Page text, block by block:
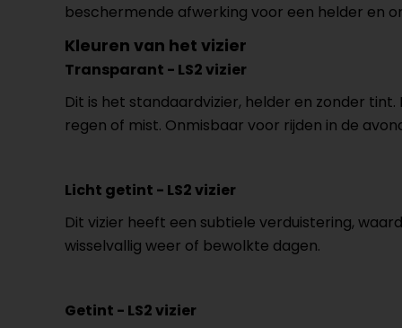
beschermende afwerking voor een helder en
Kleuren van het vizier
Transparant - LS2 vizier
Dit is het standaardvizier, helder en zonder
regen of mist. Onmisbaar voor rijden in de
Licht getint - LS2 vizier
Dit vizier heeft een subtiele verduistering,
wisselvallig weer of bewolkte dagen.
Getint - LS2 vizier